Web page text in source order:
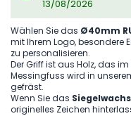
13/08/2026
Wählen Sie das Ø40mm
mit Ihrem Logo, besondere
zu personalisieren.
Der Griff ist aus Holz, das
Messingfuss wird in
gefräst.
Wenn Sie das Siegelwachs
originelles Zeichen